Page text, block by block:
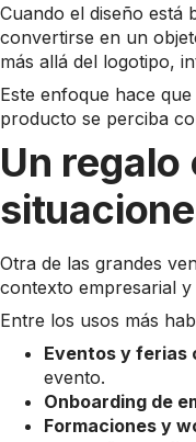
Cuando el diseño está
convertirse en un
más allá del logotipo,
Este enfoque hace
producto se perciba
Un
Otra de las grandes
contexto empresarial
Entre los usos más
Eventos y ferias
evento.
Onboarding de
Formaciones y